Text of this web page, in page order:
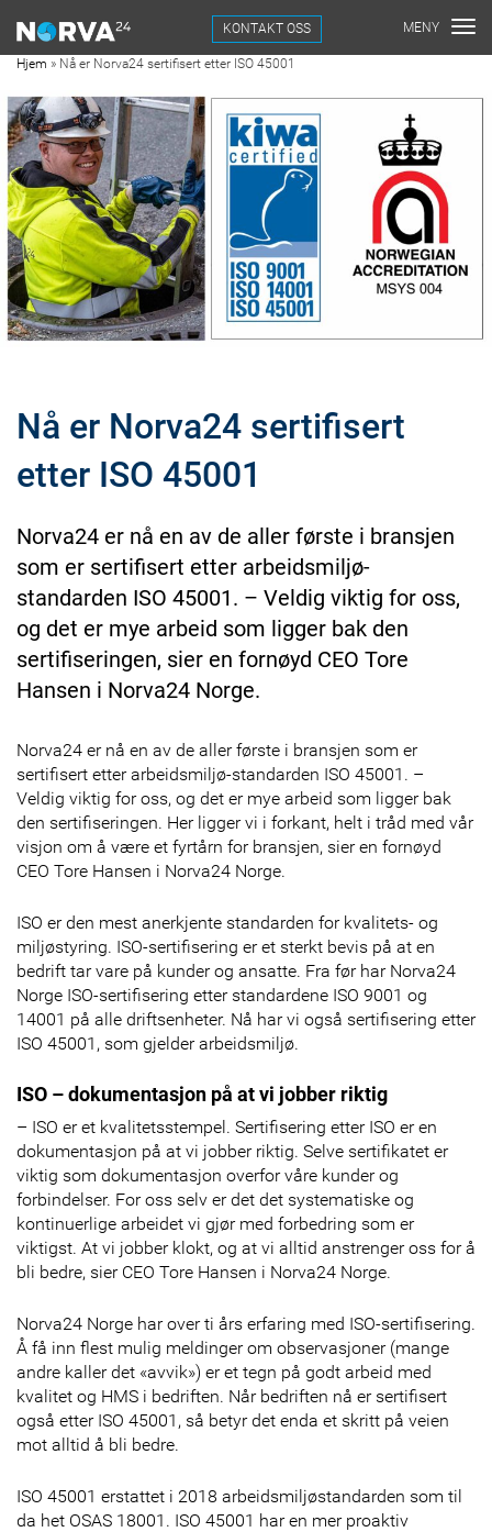
KONTAKT OSS
Hjem » Nå er Norva24 sertifisert etter ISO 45001
Nå er Norva24 sertifisert
etter ISO 45001
Norva24 er nå en av de aller første i bransjen
som er sertifisert etter arbeidsmiljø-
standarden ISO 45001. – Veldig viktig for oss,
og det er mye arbeid som ligger bak den
sertifiseringen, sier en fornøyd CEO Tore
Hansen i Norva24 Norge.
Norva24 er nå en av de aller første i bransjen som er
sertifisert etter arbeidsmiljø-standarden ISO 45001. –
Veldig viktig for oss, og det er mye arbeid som ligger bak
den sertifiseringen. Her ligger vi i forkant, helt i tråd med vår
visjon om å være et fyrtårn for bransjen, sier en fornøyd
CEO Tore Hansen i Norva24 Norge.
ISO er den mest anerkjente standarden for kvalitets- og
miljøstyring. ISO-sertifisering er et sterkt bevis på at en
bedrift tar vare på kunder og ansatte. Fra før har Norva24
Norge ISO-sertifisering etter standardene ISO 9001 og
14001 på alle driftsenheter. Nå har vi også sertifisering etter
ISO 45001, som gjelder arbeidsmiljø.
ISO – dokumentasjon på at vi jobber riktig
– ISO er et kvalitetsstempel. Sertifisering etter ISO er en
dokumentasjon på at vi jobber riktig. Selve sertifikatet er
viktig som dokumentasjon overfor våre kunder og
forbindelser. For oss selv er det det systematiske og
kontinuerlige arbeidet vi gjør med forbedring som er
viktigst. At vi jobber klokt, og at vi alltid anstrenger oss for å
bli bedre, sier CEO Tore Hansen i Norva24 Norge.
Norva24 Norge har over ti års erfaring med ISO-sertifisering.
Å få inn flest mulig meldinger om observasjoner (mange
andre kaller det «avvik») er et tegn på godt arbeid med
kvalitet og HMS i bedriften. Når bedriften nå er sertifisert
også etter ISO 45001, så betyr det enda et skritt på veien
mot alltid å bli bedre.
ISO 45001 erstattet i 2018 arbeidsmiljøstandarden som til
da het OSAS 18001. ISO 45001 har en mer proaktiv